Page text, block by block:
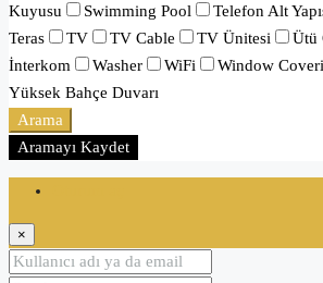
Kuyusu
Swimming Pool Telefon Alt
Teras
TV TV Cable TV Ünitesi Ütü
İnterkom
Washer WiFi Window
Yüksek Bahçe Duvarı
Arama
Aramayı Kaydet
×